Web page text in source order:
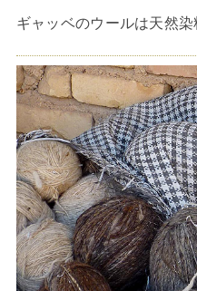
ギャッベのウールは天然染